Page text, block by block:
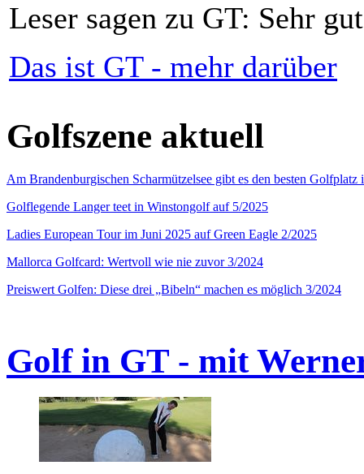
Leser sagen zu GT: Sehr
Das ist GT - mehr darüber
Golfszene aktuell
Am Brandenburgischen Scharmützelsee gibt es den besten
Golflegende Langer teet in Winstongolf auf 5/2025
Ladies European Tour im Juni 2025 auf Green Eagle 2/2025
Mallorca Golfcard: Wertvoll wie nie zuvor 3/2024
Preiswert Golfen: Diese drei „Bibeln“ machen es möglich 3/2024
Golf in GT - mit